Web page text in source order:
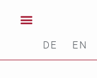
DE EN